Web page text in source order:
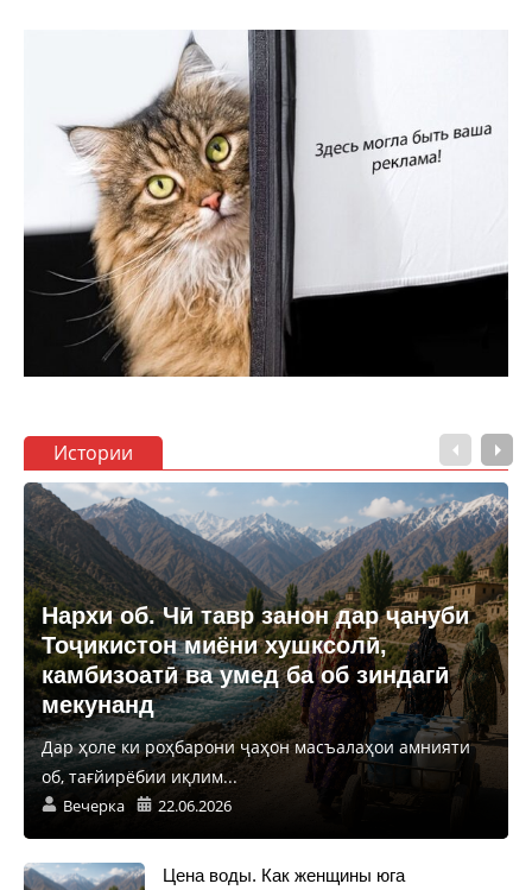
Истории
Нархи об. Чӣ тавр занон дар ҷануби
Тоҷикистон миёни хушксолӣ,
камбизоатӣ ва умед ба об зиндагӣ
мекунанд
Дар ҳоле ки роҳбарони ҷаҳон масъалаҳои амнияти
об, тағйирёбии иқлим...
Вечерка 22.06.2026
Цена воды. Как женщины юга